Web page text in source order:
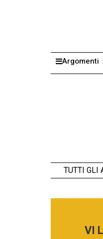
Argomenti
TUTTI GLI
VI